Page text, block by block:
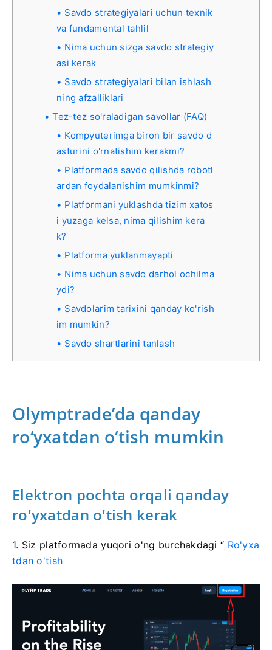
Savdo strategiyalari uchun texnik
va fundamental tahlil
Nima uchun sizga savdo strategiy
asi kerak
Savdo strategiyalari bilan ishlash
ning afzalliklari
Tez-tez so'raladigan savollar (FAQ)
Kompyuterimga biron bir savdo d
asturini o'rnatishim kerakmi?
Platformada savdo qilishda robotl
ardan foydalanishim mumkinmi?
Platformani yuklashda tizim xatos
i yuzaga kelsa, nima qilishim kera
k?
Platforma yuklanmayapti
Nima uchun savdo darhol ochilma
ydi?
Savdolarim tarixini qanday ko'rish
im mumkin?
Savdo shartlarini tanlash
Olymptrade’da qanday
ro‘yxatdan o‘tish mumkin
Elektron pochta orqali qanday
ro'yxatdan o'tish kerak
1. Siz platformadayuqori o'ng burchakdagi “ Ro'yxa
tdan o'tish